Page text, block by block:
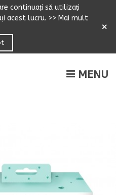
continuați să utilizați
ți acest lucru. >> Mai mult
×
MENU